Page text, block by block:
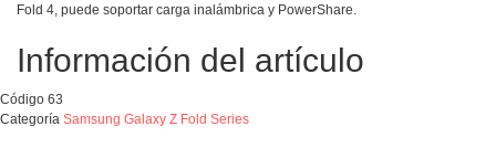
Fold 4, puede soportar carga inalámbrica y PowerShare.
Información del artículo
Código 63
Categoría Samsung Galaxy Z Fold Series